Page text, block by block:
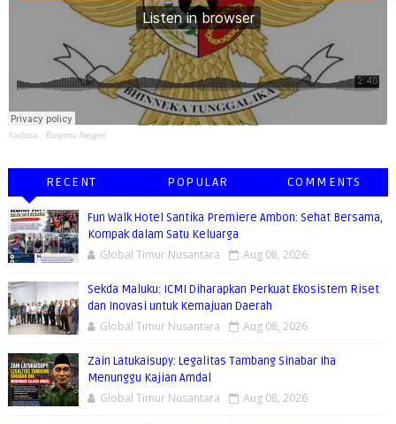
Yaditsa · Bagimu Negeri
RECENT POPULAR COMMENTS
Fun Walk Hotel Santika Premiere Ambon: Sehat Bersama,
Kompak dalam Satu Keluarga
Global Timur Nusantara Aug 08, 2026
Sekda Maluku: ICMI Diharapkan Perkuat Ekosistem Riset
dan Inovasi untuk Kemajuan Daerah
Global Timur Nusantara Aug 08, 2026
Zain Latukaisupy: Legalitas Tambang Sinabar Iha
Menunggu Kajian Amdal
Global Timur Nusantara Aug 08, 2026